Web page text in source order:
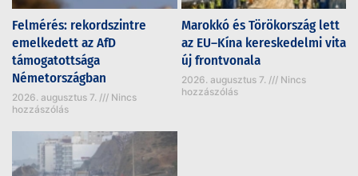
Felmérés: rekordszintre
emelkedett az AfD
támogatottsága
Németországban
2026. augusztus 7.
Nincs
hozzászólás
Marokkó és Törökország lett
az EU–Kína kereskedelmi vita
új frontvonala
2026. augusztus 7.
Nincs
hozzászólás